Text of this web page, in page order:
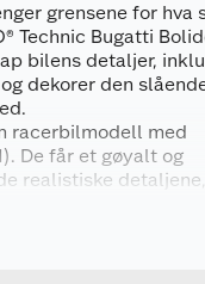
grensene for hva
Technic Bugatti
bilens detaljer,
dekorer den
racerbilmodell med
De får et gøyalt og
realistiske detaljene,